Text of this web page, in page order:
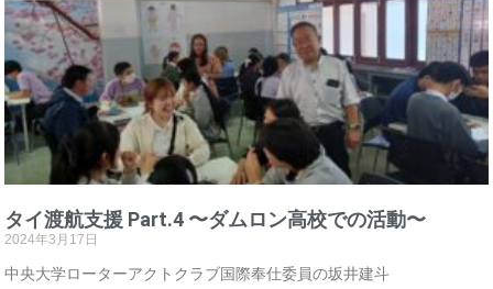
タイ渡航支援 Part.4 〜ダムロン高校での活動〜
2024年3月17日
中央大学ローターアクトクラブ国際奉仕委員の坂井建斗